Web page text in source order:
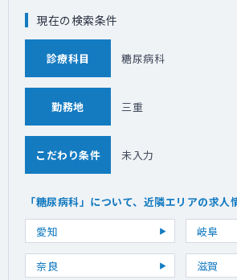
現在の検索条件
診療科目 糖尿病科
勤務地 三重
こだわり条件 未入力
「糖尿病科」について、近隣エリアの求人
愛知
岐阜
奈良 滋賀